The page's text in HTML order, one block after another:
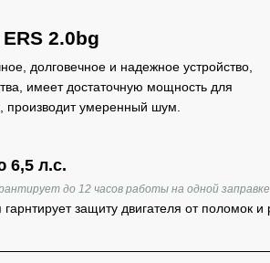
2.0bg
долговечное и надежное устройство,
имеет достаточную мощность для
производит умеренный шум.
6,5 л.с.
до 12 часов работы на одной заправке
защиту двигателя от поломок и